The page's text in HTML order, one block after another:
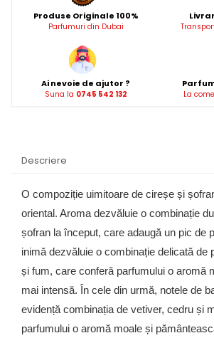
Produse Originale 100%
Parfumuri din Dubai
Ai nevoie de ajutor ?
Suna la 0745 542 132 La
Descriere
O compoziție uimitoare de cireșe și
oriental. Aroma dezvăluie o combinație
șofran la început, care adaugă un pic de
inimă dezvăluie o combinație delicată de
și fum, care conferă parfumului o aromă
mai intensă. În cele din urmă, notele de
evidență combinația de vetiver, cedru și
parfumului o aromă moale și